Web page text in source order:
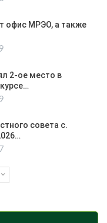
офис МРЭО, а также
2-ое место в
совета с.